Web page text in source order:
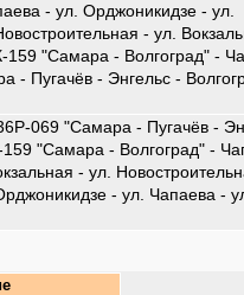
- ул. Орджоникидзе - ул.
- ул.
159 "Самара - Волгоград" -
- Пугачёв - Энгельс -
069 "Самара - Пугачёв -
"Самара - Волгоград" -
- ул.
- ул. Чапаева -